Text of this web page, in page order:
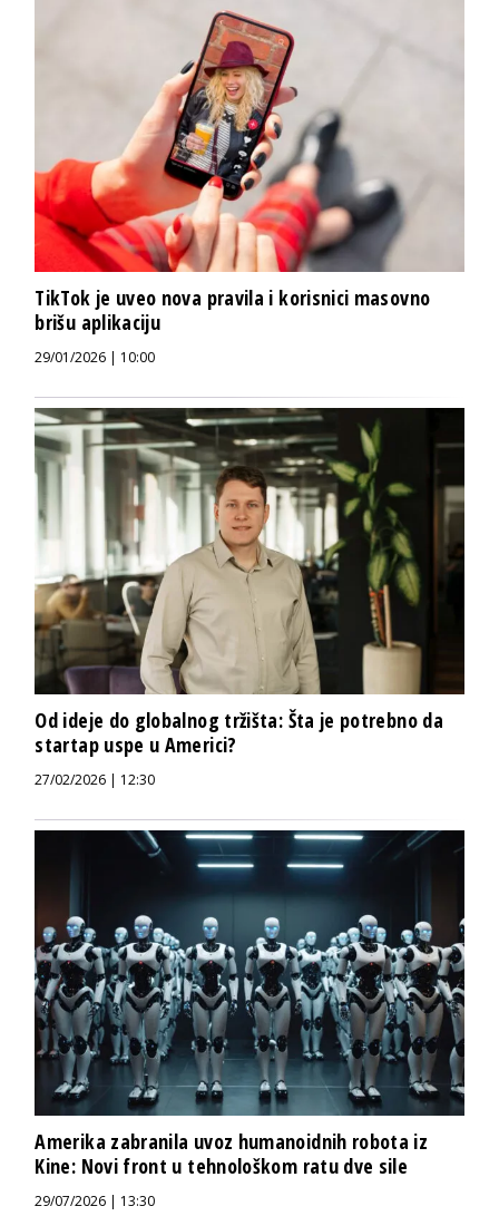
TikTok je uveo nova pravila i korisnici masovno
brišu aplikaciju
29/01/2026 | 10:00
Od ideje do globalnog tržišta: Šta je potrebno da
startap uspe u Americi?
27/02/2026 | 12:30
Amerika zabranila uvoz humanoidnih robota iz
Kine: Novi front u tehnološkom ratu dve sile
29/07/2026 | 13:30